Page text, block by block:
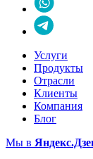
Услуги
Продукты
Отрасли
Клиенты
Компания
Блог
Мы в